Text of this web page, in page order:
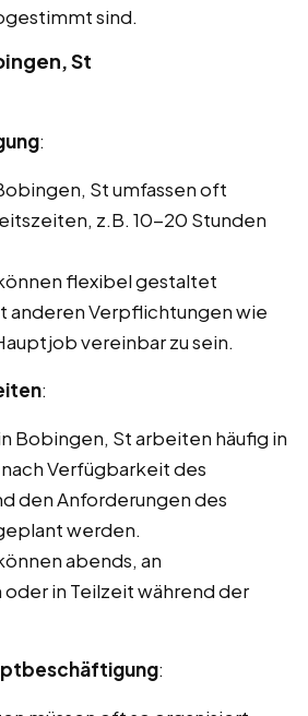
sind.
St
:
St umfassen oft
z.B. 10-20 Stunden
flexibel gestaltet
anderen Verpflichtungen wie
vereinbar zu sein.
:
Bobingen, St arbeiten häufig in
Verfügbarkeit des
den Anforderungen des
werden.
abends, an
in Teilzeit während der
: